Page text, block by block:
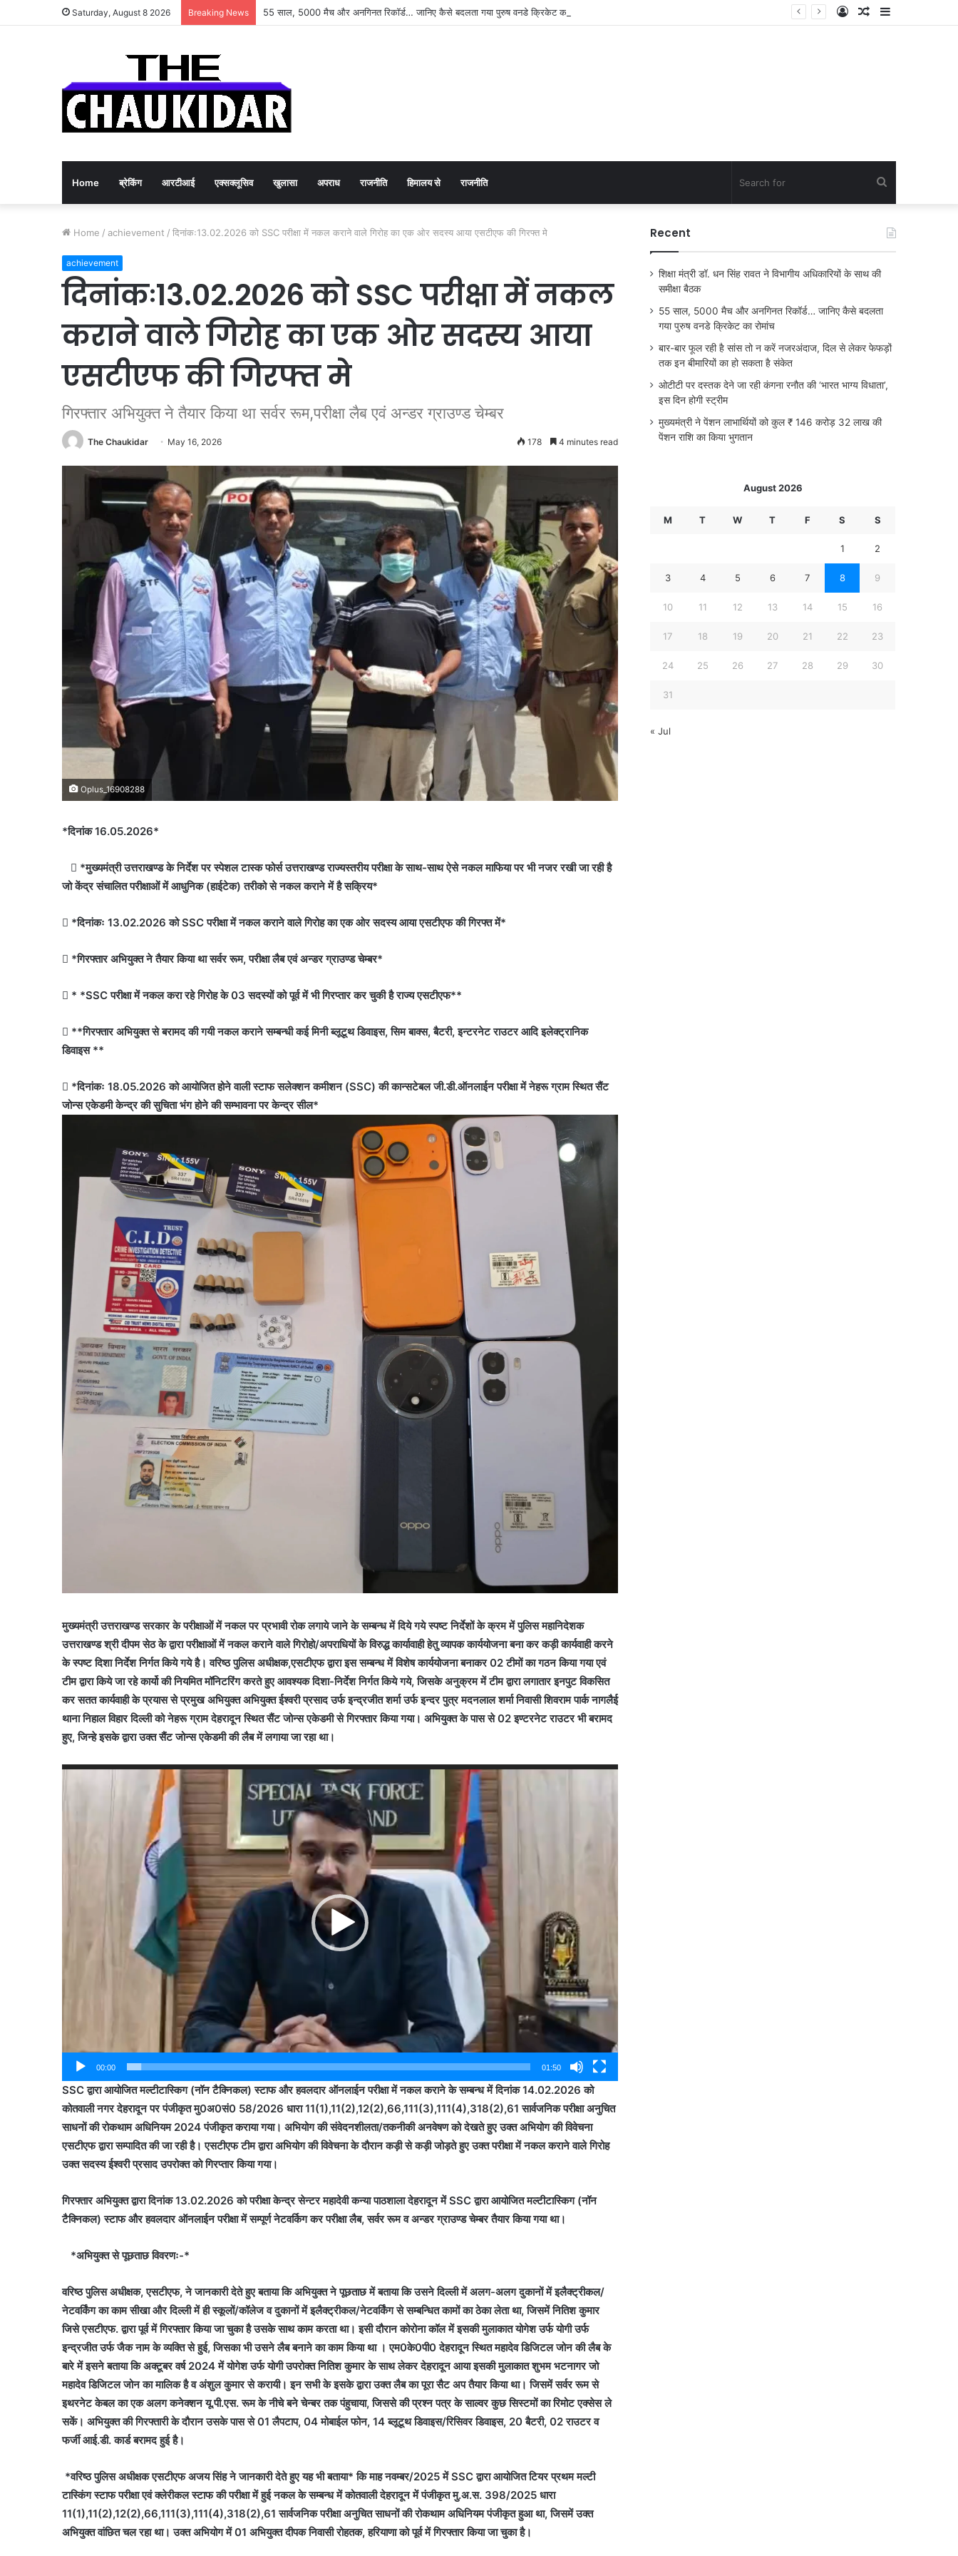
Saturday, August 8 2026 Breaking News 55 साल, 5000 मैच और अनगिनत रिकॉर्ड… जानिए कैसे बदलता गया पुरुष वनडे क्रिकेट का रोमांच
Random
Log
Home ब्रेकिंग आरटीआई एक्सक्लूसिव खुलासा अपराध राजनीति हिमालय से राजनीति
for
Home / achievement / दिनांकः13.02.2026 को SSC परीक्षा में नकल कराने वाले गिरोह का एक ओर सदस्य आया एसटीएफ की गिरफ्त मे
achievement
दिनांकः13.02.2026 को SSC परीक्षा में नकल
कराने वाले गिरोह का एक ओर सदस्य आया
एसटीएफ की गिरफ्त मे
गिरफ्तार अभियुक्त ने तैयार किया था सर्वर रूम,परीक्षा लैब एवं अन्डर ग्राउण्ड चेम्बर
The Chaukidar May 16, 2026 178 4 minutes read
Oplus_16908288
*दिनांक 16.05.2026*
 *मुख्यमंत्री उत्तराखण्ड के निर्देश पर स्पेशल टास्क फोर्स उत्तराखण्ड राज्यस्तरीय परीक्षा के साथ-साथ ऐसे नकल माफिया पर भी नजर रखी जा रही है
जो केंद्र संचालित परीक्षाओं में आधुनिक (हाईटेक) तरीको से नकल कराने में है सक्रिय*
 *दिनांकः 13.02.2026 को SSC परीक्षा में नकल कराने वाले गिरोह का एक ओर सदस्य आया एसटीएफ की गिरफ्त में*
 *गिरफ्तार अभियुक्त ने तैयार किया था सर्वर रूम, परीक्षा लैब एवं अन्डर ग्राउण्ड चेम्बर*
 * *SSC परीक्षा में नकल करा रहे गिरोह के 03 सदस्यों को पूर्व में भी गिरप्तार कर चुकी है राज्य एसटीएफ**
 **गिरफ्तार अभियुक्त से बरामद की गयी नकल कराने सम्बन्धी कई मिनी ब्लूटूथ डिवाइस, सिम बाक्स, बैटरी, इन्टरनेट राउटर आदि इलेक्ट्रानिक
डिवाइस **
 *दिनांकः 18.05.2026 को आयोजित होने वाली स्टाफ सलेक्शन कमीशन (SSC) की कान्सटेबल जी.डी.ऑनलाईन परीक्षा में नेहरू ग्राम स्थित सैंट
जोन्स एकेडमी केन्द्र की सुचिता भंग होने की सम्भावना पर केन्द्र सील*
मुख्यमंत्री उत्तराखण्ड सरकार के परीक्षाओं में नकल पर प्रभावी रोक लगाये जाने के सम्बन्ध में दिये गये स्पष्ट निर्देशों के क्रम में पुलिस महानिदेशक
उत्तराखण्ड श्री दीपम सेठ के द्वारा परीक्षाओं में नकल कराने वाले गिरोहो/अपराधियों के विरुद्ध कार्यावाही हेतु व्यापक कार्ययोजना बना कर कड़ी कार्यवाही करने
के स्पष्ट दिशा निर्देश निर्गत किये गये है। वरिष्ठ पुलिस अधीक्षक,एसटीएफ द्वारा इस सम्बन्ध में विशेष कार्ययोजना बनाकर 02 टीमों का गठन किया गया एवं
टीम द्वारा किये जा रहे कार्यो की नियमित मॉनिटरिंग करते हुए आवश्यक दिशा-निर्देश निर्गत किये गये, जिसके अनुक्रम में टीम द्वारा लगातार इनपुट विकसित
कर सतत कार्यवाही के प्रयास से प्रमुख अभियुक्त अभियुक्त ईश्वरी प्रसाद उर्फ इन्द्रजीत शर्मा उर्फ इन्दर पुत्र मदनलाल शर्मा निवासी शिवराम पार्क नागलैई
थाना निहाल विहार दिल्ली को नेहरू ग्राम देहरादून स्थित सैंट जोन्स एकेडमी से गिरफ्तार किया गया। अभियुक्त के पास से 02 इण्टरनेट राउटर भी बरामद
हुए, जिन्हे इसके द्वारा उक्त सैंट जोन्स एकेडमी की लैब में लगाया जा रहा था।
Video
00:00 01:50
SSC द्वारा आयोजित मल्टीटास्किग (नॉन टैक्निकल) स्टाफ और हवलदार ऑनलाईन परीक्षा में नकल कराने के सम्बन्ध में दिनांक 14.02.2026 को
कोतवाली नगर देहरादून पर पंजीकृत मु0अ0सं0 58/2026 धारा 11(1),11(2),12(2),66,111(3),111(4),318(2),61 सार्वजनिक परीक्षा अनुचित
साधनों की रोकथाम अधिनियम 2024 पंजीकृत कराया गया। अभियोग की संवेदनशीलता/तकनीकी अनवेषण को देखते हुए उक्त अभियोग की विवेचना
एसटीएफ द्वारा सम्पादित की जा रही है। एसटीएफ टीम द्वारा अभियोग की विवेचना के दौरान कड़ी से कड़ी जोड़ते हुए उक्त परीक्षा में नकल कराने वाले गिरोह
उक्त सदस्य ईश्वरी प्रसाद उपरोक्त को गिरप्तार किया गया।
गिरफ्तार अभियुक्त द्वारा दिनांक 13.02.2026 को परीक्षा केन्द्र सेन्टर महादेवी कन्या पाठशाला देहरादून में SSC द्वारा आयोजित मल्टीटास्किग (नॉन
टैक्निकल) स्टाफ और हवलदार ऑनलाईन परीक्षा में सम्पूर्ण नेटवर्किग कर परीक्षा लैब, सर्वर रूम व अन्डर ग्राउण्ड चेम्बर तैयार किया गया था।
*अभियुक्त से पूछताछ विवरणः-*
वरिष्ठ पुलिस अधीक्षक, एसटीएफ, ने जानकारी देते हुए बताया कि अभियुक्त ने पूछताछ में बताया कि उसने दिल्ली में अलग-अलग दुकानों में इलैक्ट्रीकल/
नेटवर्किंग का काम सीखा और दिल्ली में ही स्कूलों/कॉलेज व दुकानों में इलैक्ट्रीकल/नेटवर्किंग से सम्बन्धित कामों का ठेका लेता था, जिसमें नितिश कुमार
जिसे एसटीएफ. द्वारा पूर्व में गिरफ्तार किया जा चुका है उसके साथ काम करता था। इसी दौरान कोरोना कॉल में इसकी मुलाकात योगेश उर्फ योगी उर्फ
इन्द्रजीत उर्फ जैक नाम के व्यक्ति से हुई, जिसका भी उसने लैब बनाने का काम किया था । एम0के0पी0 देहरादून स्थित महादेव डिजिटल जोन की लैब के
बारे में इसने बताया कि अक्टूबर वर्ष 2024 में योगेश उर्फ योगी उपरोक्त नितिश कुमार के साथ लेकर देहरादून आया इसकी मुलाकात शुभम भटनागर जो
महादेव डिजिटल जोन का मालिक है व अंशुल कुमार से करायी। इन सभी के इसके द्वारा उक्त लैब का पूरा सैट अप तैयार किया था। जिसमें सर्वर रूम से
इथरनेट केबल का एक अलग कनेक्शन यू.पी.एस. रूम के नीचे बने चेन्बर तक पंहुचाया, जिससे की प्रश्न पत्र के साल्वर कुछ सिस्टमों का रिमोट एक्सेस ले
सकें। अभियुक्त की गिरफ्तारी के दौरान उसके पास से 01 लैपटाप, 04 मोबाईल फोन, 14 ब्लूटूथ डिवाइस/रिसिवर डिवाइस, 20 बैटरी, 02 राउटर व
फर्जी आई.डी. कार्ड बरामद हुई है।
*वरिष्ठ पुलिस अधीक्षक एसटीएफ अजय सिंह ने जानकारी देते हुए यह भी बताया* कि माह नवम्बर/2025 में SSC द्वारा आयोजित टियर प्रथम मल्टी
टास्किंग स्टाफ परीक्षा एवं क्लेरीकल स्टाफ की परीक्षा में हुई नकल के सम्बन्ध में कोतवाली देहरादून में पंजीकृत मु.अ.स. 398/2025 धारा
11(1),11(2),12(2),66,111(3),111(4),318(2),61 सार्वजनिक परीक्षा अनुचित साधनों की रोकथाम अधिनियम पंजीकृत हुआ था, जिसमें उक्त
अभियुक्त वांछित चल रहा था। उक्त अभियोग में 01 अभियुक्त दीपक निवासी रोहतक, हरियाणा को पूर्व में गिरफ्तार किया जा चुका है।
Recent
शिक्षा मंत्री डॉ. धन सिंह रावत ने विभागीय अधिकारियों के साथ की
समीक्षा बैठक
55 साल, 5000 मैच और अनगिनत रिकॉर्ड… जानिए कैसे बदलता
गया पुरुष वनडे क्रिकेट का रोमांच
बार-बार फूल रही है सांस तो न करें नजरअंदाज, दिल से लेकर फेफड़ों
तक इन बीमारियों का हो सकता है संकेत
ओटीटी पर दस्तक देने जा रही कंगना रनौत की ‘भारत भाग्य विधाता’,
इस दिन होगी स्ट्रीम
मुख्यमंत्री ने पेंशन लाभार्थियों को कुल ₹ 146 करोड़ 32 लाख की
पेंशन राशि का किया भुगतान
August 2026
M T W T F S S
1 2
3 4 5 6 7 8 9
10 11 12 13 14 15 16
17 18 19 20 21 22 23
24 25 26 27 28 29 30
31
« Jul